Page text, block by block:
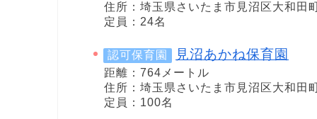
住所：埼玉県さいたま市見沼区大和田
定員：24名
認可保育園 見沼あかね保育園
距離：764メートル
住所：埼玉県さいたま市見沼区大和田
定員：100名